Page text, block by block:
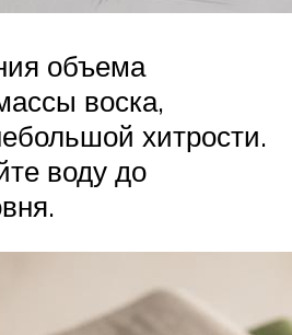
объема
воска,
хитрости.
воду до